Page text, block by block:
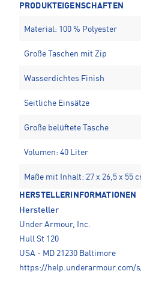
PRODUKTEIGENSCHAFTEN
Material: 100 % Polyester
Große Taschen mit Zip
Wasserdichtes Finish
Seitliche Einsätze
Große belüftete Tasche
Volumen: 40 Liter
Maße mit Inhalt: 27 x 26,5 x 55
HERSTELLERINFORMATIONEN
Hersteller
Under Armour, Inc.
Hull St 120
USA - MD 21230 Baltimore
https://help.underarmour.com/